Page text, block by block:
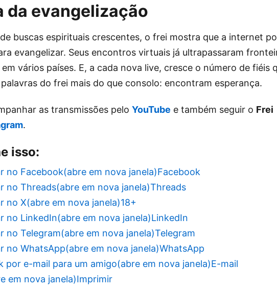
da evangelização
buscas espirituais crescentes, o frei mostra que a internet
evangelizar. Seus encontros virtuais já ultrapassaram
vários países. E, a cada nova live, cresce o número de fiéis
do frei mais do que consolo: encontram esperança.
as transmissões pelo YouTube e também seguir o Frei
.
isso:
no Facebook(abre em nova janela)Facebook
no Threads(abre em nova janela)Threads
no X(abre em nova janela)18+
no LinkedIn(abre em nova janela)LinkedIn
no Telegram(abre em nova janela)Telegram
no WhatsApp(abre em nova janela)WhatsApp
por e-mail para um amigo(abre em nova janela)E-mail
em nova janela)Imprimir